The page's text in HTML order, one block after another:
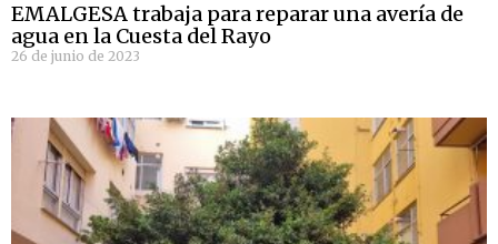
EMALGESA trabaja para reparar una avería de
agua en la Cuesta del Rayo
26 de junio de 2023